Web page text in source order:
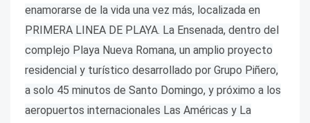
enamorarse de la vida una vez más, localizada en
PRIMERA LINEA DE PLAYA. La Ensenada, dentro del
complejo Playa Nueva Romana, un amplio proyecto
residencial y turístico desarrollado por Grupo Piñero,
a solo 45 minutos de Santo Domingo, y próximo a los
aeropuertos internacionales Las Américas y La